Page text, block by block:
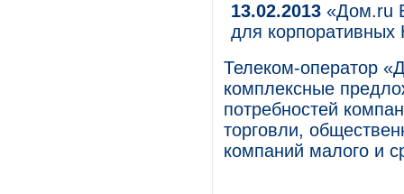
13.02.2013 «Дом.ru
для корпоративных
Телеком-оператор
комплексные
потребностей
торговли,
компаний малого и